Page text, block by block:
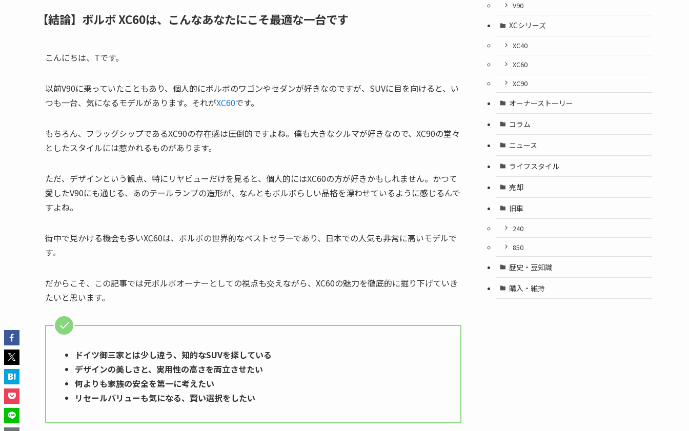
【結論】ボルボ XC60は、こんなあなたにこそ最適な一台です
こんにちは、Tです。
以前V90に乗っていたこともあり、個人的にボルボのワゴンやセダンが好きなのですが、SUVに目を向けると、い
つも一台、気になるモデルがあります。それがXC60です。
もちろん、フラッグシップであるXC90の存在感は圧倒的ですよね。僕も大きなクルマが好きなので、XC90の堂々
としたスタイルには惹かれるものがあります。
ただ、デザインという観点、特にリヤビューだけを見ると、個人的にはXC60の方が好きかもしれません。かつて
愛したV90にも通じる、あのテールランプの造形が、なんともボルボらしい品格を漂わせているように感じるんで
すよね。
街中で見かける機会も多いXC60は、ボルボの世界的なベストセラーであり、日本での人気も非常に高いモデルで
す。
だからこそ、この記事では元ボルボオーナーとしての視点も交えながら、XC60の魅力を徹底的に掘り下げていき
たいと思います。
ドイツ御三家とは少し違う、知的なSUVを探している
デザインの美しさと、実用性の高さを両立させたい
何よりも家族の安全を第一に考えたい
リセールバリューも気になる、賢い選択をしたい
V90
XCシリーズ
XC40
XC60
XC90
オーナーストーリー
コラム
ニュース
ライフスタイル
売却
旧車
240
850
歴史・豆知識
購入・維持